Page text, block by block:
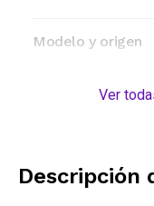
Modelo y origen
Ver
Descripción